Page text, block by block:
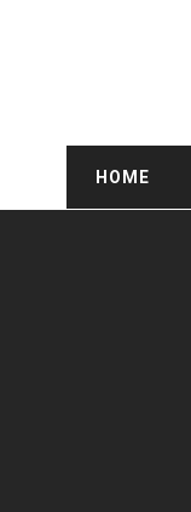
HOME